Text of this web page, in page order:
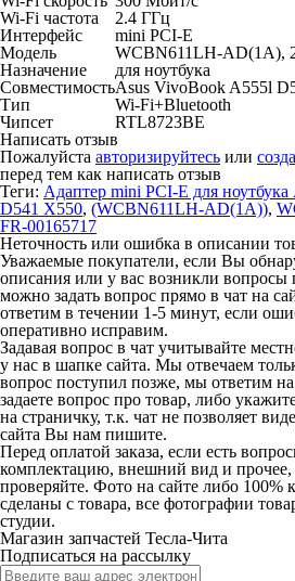
Wi-Fi частота
2.4 ГГц
Интерфейс
mini PCI-E
Модель
WCBN611LH-AD(1A),
Назначение
для ноутбука
СовместимостьAsus VivoBook A555l
Тип
Wi-Fi+Bluetooth
Чипсет
RTL8723BE
Написать отзыв
Пожалуйста авторизируйтесь или
перед тем как написать отзыв
Теги: Адаптер mini PCI-E для
D541 X550, (WCBN611LH-AD(1A)),
FR-00165717
Неточность или ошибка в описании
Уважаемые покупатели, если Вы
описания или у вас возникли вопросы
можно задать вопрос прямо в чат на
ответим в течении 1-5 минут, если
оперативно исправим.
Задавая вопрос в чат учитывайте
у нас в шапке сайта. Мы отвечаем
вопрос поступил позже, мы ответим
задаете вопрос про товар, либо
на страничку, т.к. чат не позволяет
сайта Вы нам пишите.
Перед оплатой заказа, если есть
комплектацию, внешний вид и прочее,
проверяйте. Фото на сайте либо 100%
сделаны с товара, все фотографии
студии.
Магазин запчастей Тесла-Чита
Подписаться на рассылку